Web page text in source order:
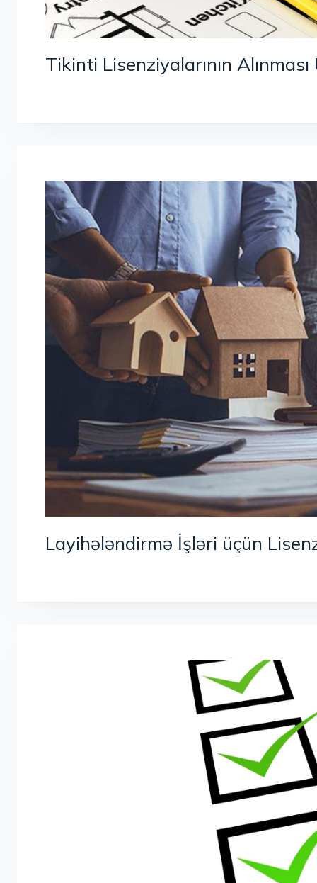
Tikinti Lisenziyalarının
Layihələndirmə İşləri üçün